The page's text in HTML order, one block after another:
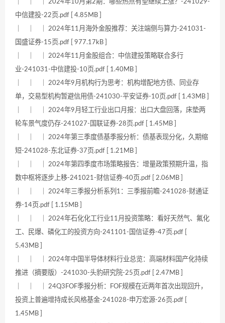
｜ ｜ ｜ 2024年10月第2期：哪些热点有望继续上涨？-241029-
中信建投-22页.pdf [ 4.85MB ]
｜ ｜ ｜ 2024年11月海外金股推荐：关注端侧与算力-241031-
国盛证券-15页.pdf [ 977.17kB ]
｜ ｜ ｜ 2024年11月金股组合：中信建投策略联合多行
业-241031-中信建投-10页.pdf [ 1.40MB ]
｜ ｜ ｜ 2024年9月机构行为思考：机构增配地方债、同业存
单，交易型机构暂避信用债-241030-平安证券-10页.pdf [ 1.43MB ]
｜ ｜ ｜ 2024年9月轻工行业出口月报：出口大盘回落，床垫两
轮车景气度仍存-241027-国联证券-28页.pdf [ 1.45MB ]
｜ ｜ ｜ 2024年第三季度债基季报分析：债基表现分化，久期缩
短-241028-东北证券-37页.pdf [ 1.21MB ]
｜ ｜ ｜ 2024年第四季度市场策略报告：增量政策预期升温，指
数中枢将逐步上移-241021-财信证券-40页.pdf [ 2.06MB ]
｜ ｜ ｜ 2024年三季报分析系列1：三季报前瞻-241028-财通证
券-14页.pdf [ 1.15MB ]
｜ ｜ ｜ 2024年石化化工行业11月投资策略：看好天然气、氟化
工、民爆、磷化工的投资方向-241101-国信证券-47页.pdf [
5.43MB ]
｜ ｜ ｜ 2024年中国半导体材料行业总览：高端材料国产化持续
推进（摘要版）-241030-头豹研究院-25页.pdf [ 2.47MB ]
｜ ｜ ｜ 24Q3FOF季报分析：FOF规模在近两年首次出现回升，
投资上普遍增持成长风格基金-241028-申万宏源-26页.pdf [
1.45MB ]